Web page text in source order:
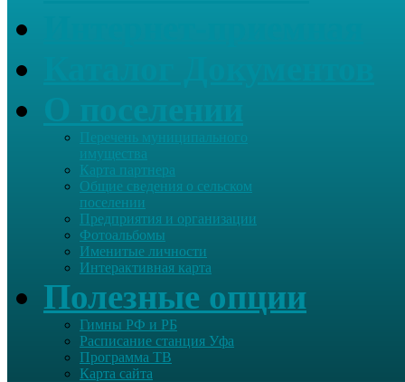
Перечень муниципального
имущества
Карта партнера
Общие сведения о сельском
поселении
Предприятия и организации
Фотоальбомы
Именитые личности
Интерактивная карта
Полезные опции
Гимны РФ и РБ
Расписание станция Уфа
Программа ТВ
Карта сайта